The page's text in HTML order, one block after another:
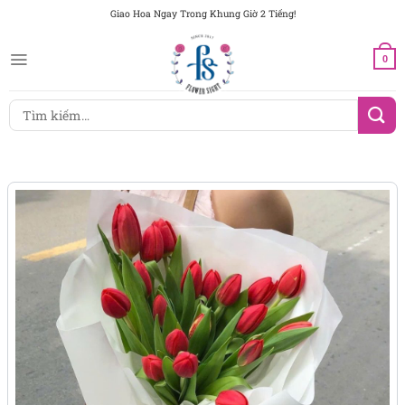
dung
Giao Hoa Ngay Trong Khung Giờ 2 Tiếng!
0
Tìm
kiếm: